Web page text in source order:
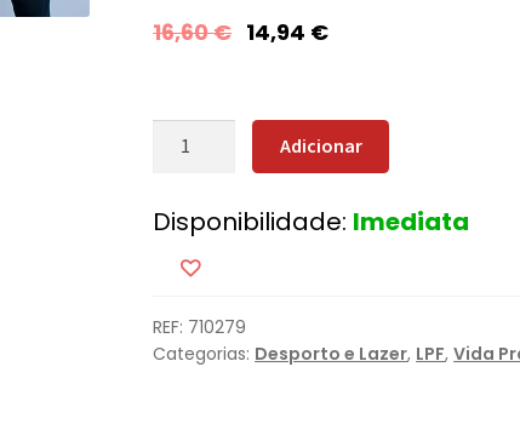
16,60€ 14,94 €
Quantidade
como
uma
Estrela
Adicionar
Disponibilidade: Imediata
REF: 710279
Categorias: Desporto e Lazer, LPF,Vida